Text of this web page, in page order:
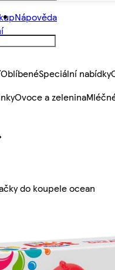
Nápověda
OblíbenéSpeciální nabídky
Ovoce a zelenina
do koupele ocean